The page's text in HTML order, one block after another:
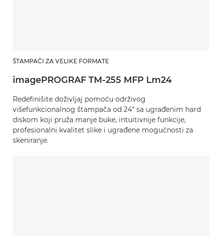
ŠTAMPAČI ZA VELIKE FORMATE
imagePROGRAF TM-255 MFP Lm24
Redefinišite doživljaj pomoću održivog
višefunkcionalnog štampača od 24“ sa ugrađenim hard
diskom koji pruža manje buke, intuitivnije funkcije,
profesionalni kvalitet slike i ugrađene mogućnosti za
skeniranje.